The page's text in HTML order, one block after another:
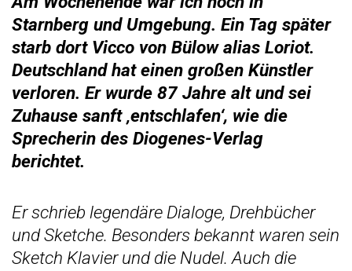
Starnberg und Umgebung. Ein Tag später
starb dort Vicco von Bülow alias Loriot.
Deutschland hat einen großen Künstler
verloren. Er wurde 87 Jahre alt und sei
Zuhause sanft ‚entschlafen‘, wie die
Sprecherin des Diogenes-Verlag
berichtet.
Er schrieb legendäre Dialoge, Drehbücher
und Sketche. Besonders bekannt waren sein
Sketch Klavier und die Nudel. Auch die